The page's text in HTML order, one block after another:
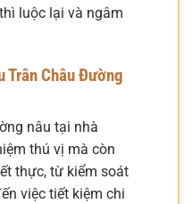
luộc lại và ngâm
Trân Châu Đường
nâu tại nhà
thú vị mà còn
thực, từ kiểm soát
việc tiết kiệm chi